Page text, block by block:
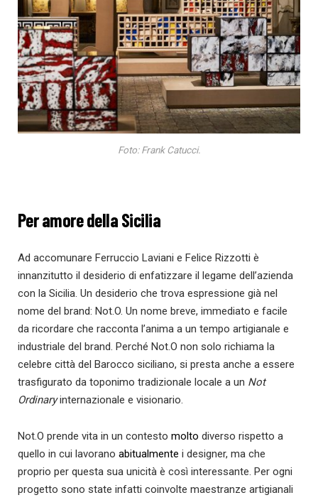
Foto: Frank Catucci.
Per amore della Sicilia
Ad accomunare Ferruccio Laviani e Felice Rizzotti è
innanzitutto il desiderio di enfatizzare il legame dell’azienda
con la Sicilia. Un desiderio che trova espressione già nel
nome del brand: Not.O. Un nome breve, immediato e facile
da ricordare che racconta l’anima a un tempo artigianale e
industriale del brand. Perché Not.O non solo richiama la
celebre città del Barocco siciliano, si presta anche a essere
trasfigurato da toponimo tradizionale locale a un Not
Ordinaryinternazionale e visionario.
Not.O prende vita in un contesto molto diverso rispetto a
quello in cui lavorano abitualmente i designer, ma che
proprio per questa sua unicità è così interessante. Per ogni
progetto sono state infatti coinvolte maestranze artigianali